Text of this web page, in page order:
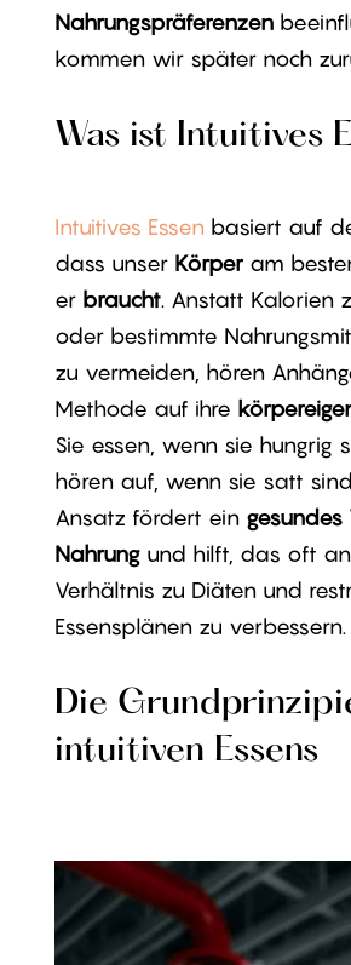
Nahrungspräferenzen
kommen wir später noch
Was ist Intuitives
Intuitives Essen basiert auf
dass unser Körperam
er braucht. Anstatt Kalorien
oder bestimmte
zu vermeiden, hören
Methode auf ihre
Sie essen, wenn sie hungrig
hören auf, wenn sie satt
Ansatz fördert ein gesundes
Nahrungund hilft, das oft
Verhältnis zu Diäten und
Essensplänen zu verbessern.
Die
intuitiven Essens